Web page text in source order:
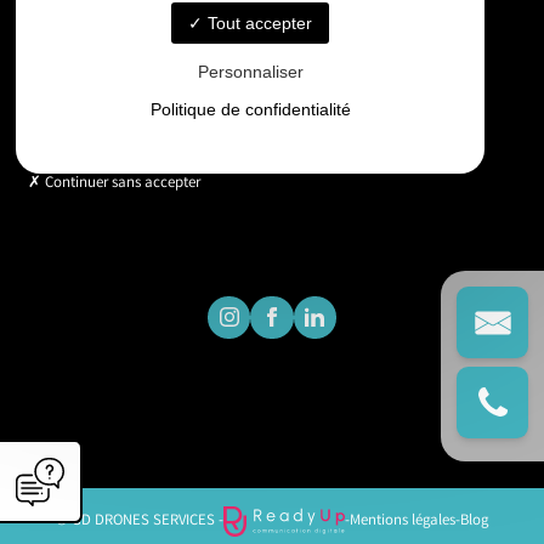
Horaires
Lundi - Vendredi : 9h - 18h
© GD DRONES SERVICES - -Mentions légales-Blog
Tout accepter
Personnaliser
Politique de confidentialité
Continuer sans accepter